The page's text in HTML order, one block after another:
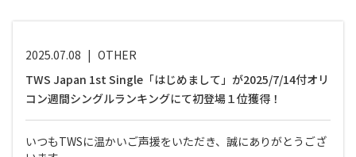
2025.07.08 | OTHER
TWS Japan 1st Single「はじめまして」が2025/7/14付オリ
コン週間シングルランキングにて初登場１位獲得！
いつもTWSに温かいご声援をいただき、誠にありがとうござ